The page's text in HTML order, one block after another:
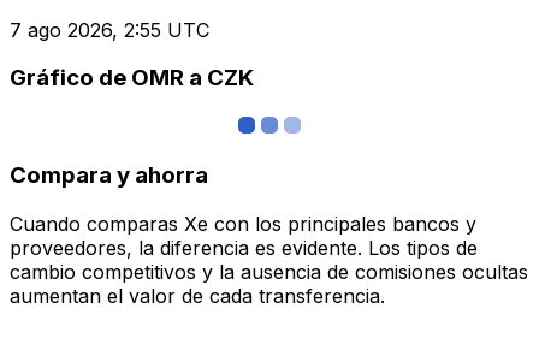
7 ago 2026, 2:55 UTC
Gráfico de OMR a CZK
Compara y ahorra
Cuando comparas Xe con los principales bancos y
proveedores, la diferencia es evidente. Los tipos de
cambio competitivos y la ausencia de comisiones ocultas
aumentan el valor de cada transferencia.